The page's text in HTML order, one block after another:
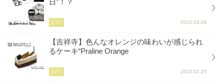
日”！？
EAT 2015.03.08
【吉祥寺】色んなオレンジの味わいが感じられ
るケーキ“Praline Orange
EAT 2015.02.25